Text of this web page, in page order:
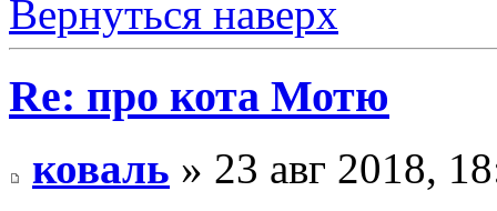
Вернуться наверх
Re: про кота Мотю
коваль » 23 авг 2018,